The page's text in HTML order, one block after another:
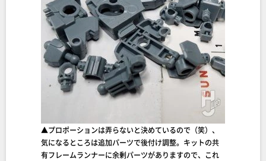
▲プロポーションは弄らないと決めているので（笑）、
気になるところは追加パーツで後付け調整。キットの共
有フレームランナーに余剰パーツがありますので、これ